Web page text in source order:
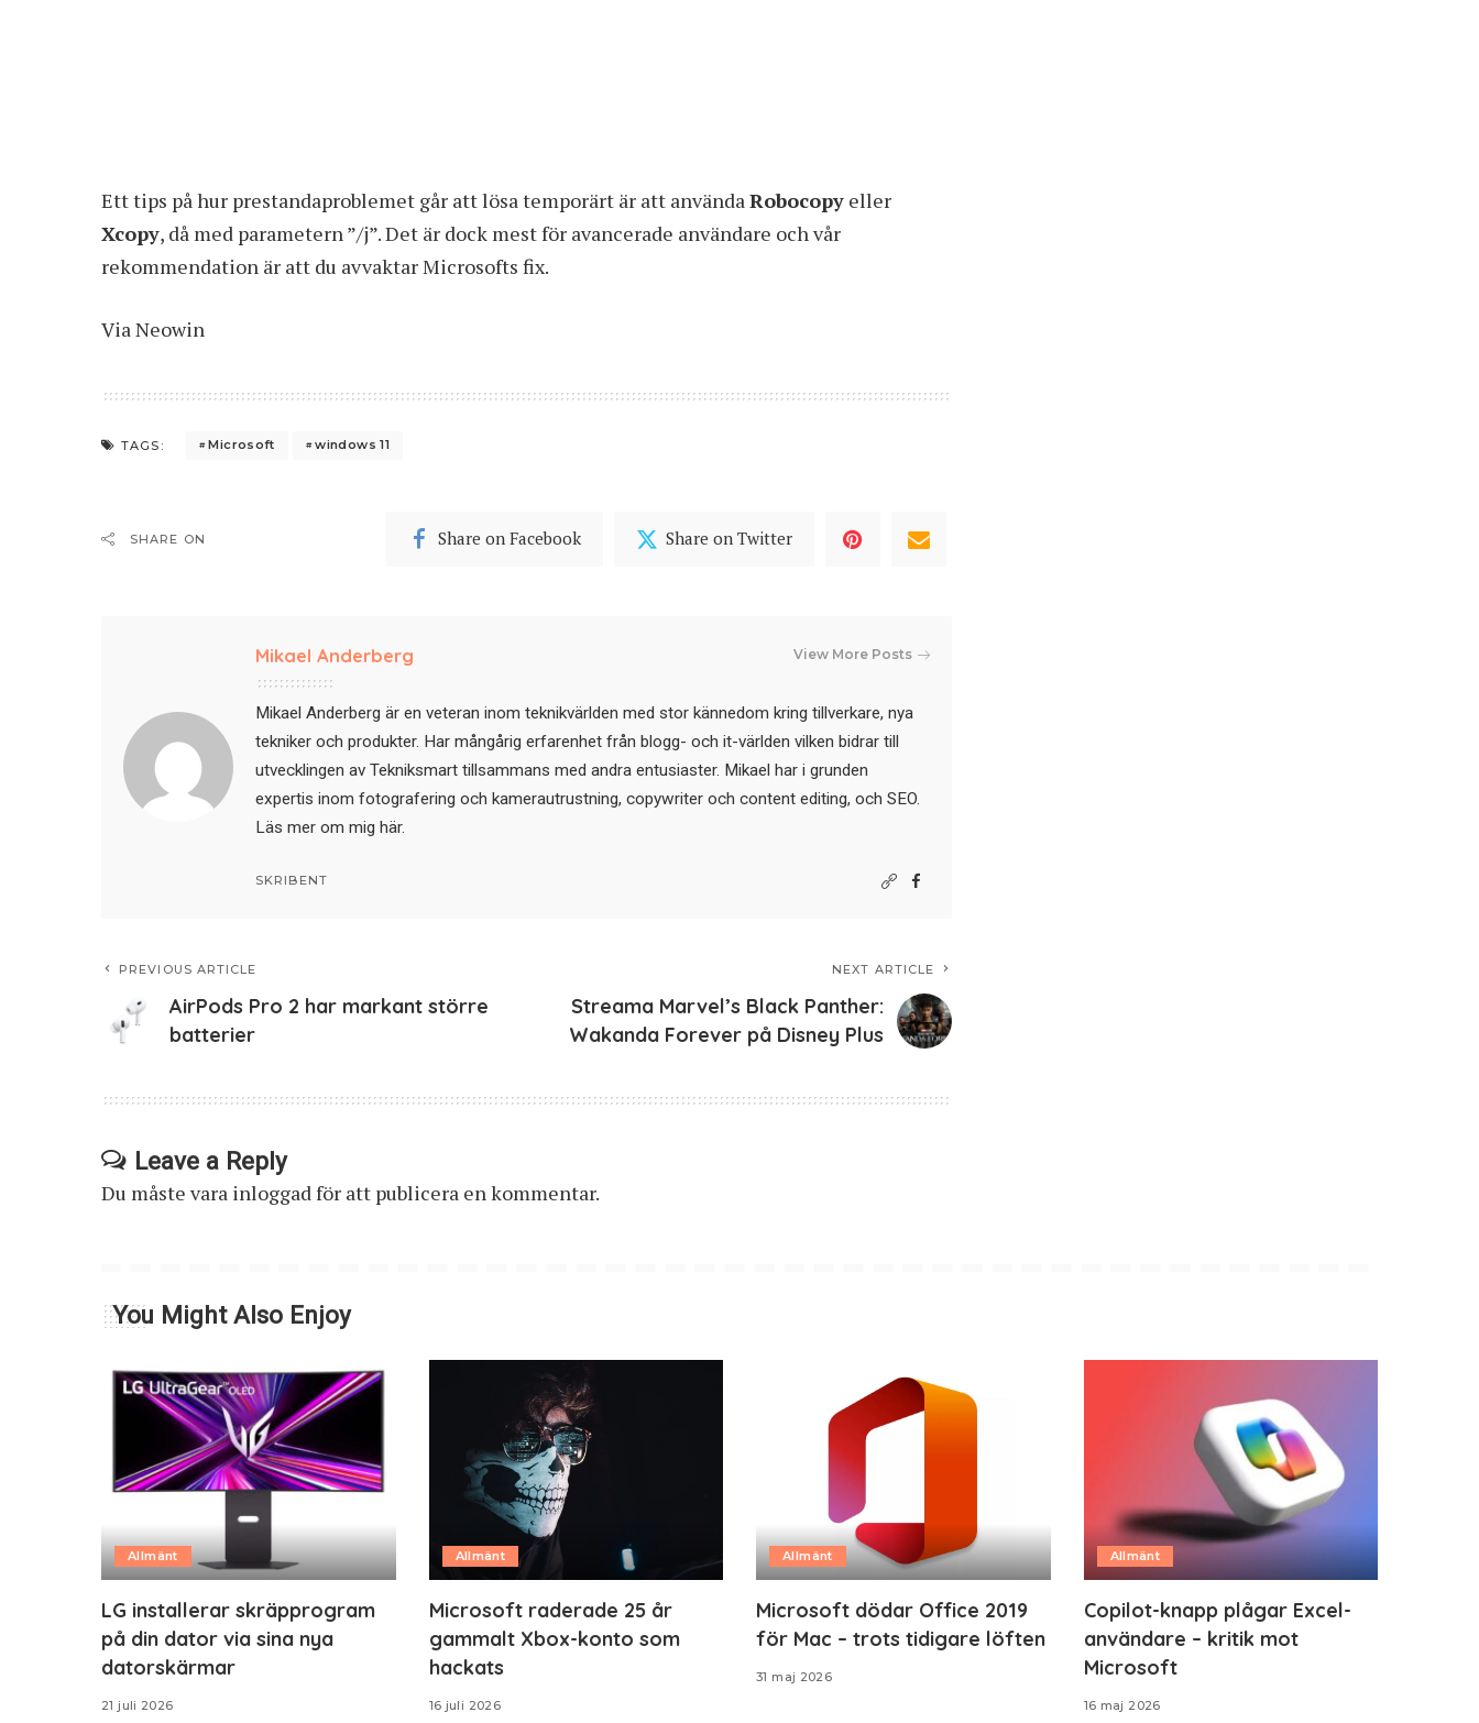
Ett tips på hur prestandaproblemet går att lösa temporärt är att använda Robocopy eller
Xcopy, då med parametern ”/j”. Det är dock mest för avancerade användare och vår
rekommendation är att du avvaktar Microsofts fix.
Via Neowin
TAGS: Microsoft windows 11
SHARE ON Share on Facebook Share on Twitter
Mikael Anderberg View More Posts
Mikael Anderberg är en veteran inom teknikvärlden med stor kännedom kring tillverkare, nya
tekniker och produkter. Har mångårig erfarenhet från blogg- och it-världen vilken bidrar till
utvecklingen av Tekniksmart tillsammans med andra entusiaster. Mikael har i grunden
expertis inom fotografering och kamerautrustning, copywriter och content editing, och SEO.
Läs mer om mig här.
SKRIBENT
PREVIOUS ARTICLE
AirPods Pro 2 har markant större
batterier
NEXT ARTICLE
Streama Marvel’s Black Panther:
Wakanda Forever på Disney Plus
Leave a Reply
Du måste vara inloggad för att publicera en kommentar.
You Might Also Enjoy
Allmänt
LG installerar skräpprogram
på din dator via sina nya
datorskärmar
21 juli 2026
Allmänt
Microsoft raderade 25 år
gammalt Xbox-konto som
hackats
16 juli 2026
Allmänt
Microsoft dödar Office 2019
för Mac – trots tidigare löften
31 maj 2026
Allmänt
Copilot-knapp plågar Excel-
användare – kritik mot
Microsoft
16 maj 2026